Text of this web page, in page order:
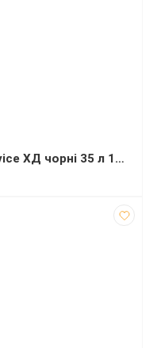
Пакети для сміття PRO service ХД чорні 35 л 100 штук 50х55 сантиметрів